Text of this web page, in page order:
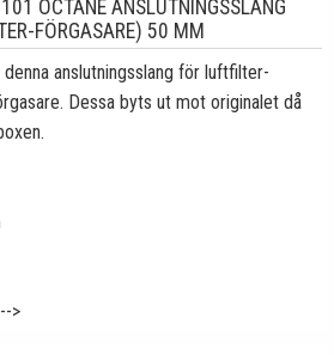
OCTANE ANSLUTNINGSSLANG
FÖRGASARE) 50 MM
anslutningsslang för luftfilter-
Dessa byts ut mot originalet då
>